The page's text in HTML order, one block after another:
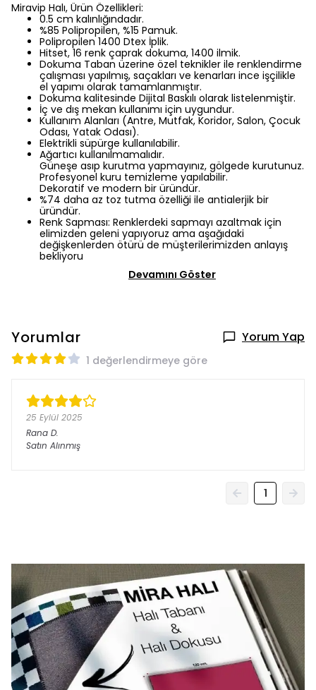
Miravip Halı, Ürün Özellikleri:
0.5 cm kalınlığındadır.
%85 Polipropilen, %15 Pamuk.
Polipropilen 1400 Dtex İplik.
Hitset, 16 renk çaprak dokuma, 1400 ilmik.
Dokuma Taban üzerine özel teknikler ile renklendirme
çalışması yapılmış, saçakları ve kenarları ince işçilikle
el yapımı olarak tamamlanmıştır.
Dokuma kalitesinde Dijital Baskılı olarak listelenmiştir.
İç ve dış mekan kullanımı için uygundur.
Kullanım Alanları (Antre, Mutfak, Koridor, Salon, Çocuk
Odası, Yatak Odası).
Elektrikli süpürge kullanılabilir.
Ağartıcı kullanılmamalıdır.
Güneşe asıp kurutma yapmayınız, gölgede kurutunuz.
Profesyonel kuru temizleme yapılabilir.
Dekoratif ve modern bir üründür.
%74 daha az toz tutma özelliği ile antialerjik bir
üründür.
Renk Sapması: Renklerdeki sapmayı azaltmak için
elimizden geleni yapıyoruz ama aşağıdaki
değişkenlerden ötürü de müşterilerimizden anlayış
bekliyoru
Devamını Göster
Yorumlar Yorum Yap
1 değerlendirmeye göre
25 Eylül 2025
Rana D.
Satın Alınmış
1